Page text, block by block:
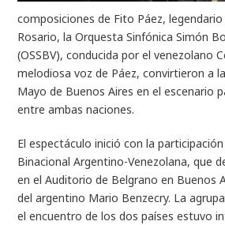
composiciones de Fito Páez,
Rosario, la Orquesta Sinfónica Simón
(OSSBV), conducida por el venezolano
melodiosa voz de Páez, convirtieron a
Mayo de Buenos Aires en el escenario
entre ambas naciones.
El espectáculo inició con la
Binacional Argentino-Venezolana, que
en el Auditorio de Belgrano en Buenos
del argentino Mario Benzecry. La
el encuentro de los dos países estuvo